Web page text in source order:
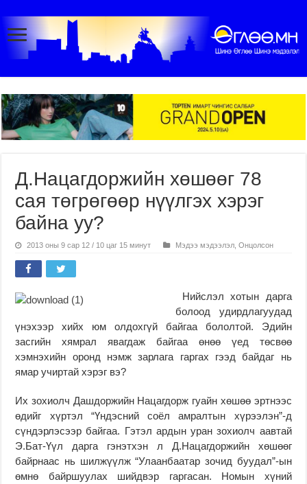
Д.Нацагдоржийн хөшөөг 78
сая төгрөгөөр нүүлгэх хэрэг
байна уу?
2013 оны 9 сар 12 / 10 цаг 15 минут Мэдээ мэдээлэл ,Онцолсон
Нийслэл хотын дарга
болоод удирдлагуудад
үнэхээр хийх юм олдохгүй байгаа бололтой. Эдийн
засгийн хямрал явагдаж байгаа өнөө үед төсвөө
хэмнэхийн оронд нэмж зарлага гаргах гээд байдаг нь
ямар учиртай хэрэг вэ?
Их зохиолч Дашдоржийн Нацагдорж гуайн хөшөө эртнээс
өдийг хүртэл “Үндэсний соёл амралтын хүрээлэн”-д
сүндэрлэсээр байгаа. Гэтэл ардын уран зохиолч аавтай
Э.Бат-Үүл дарга гэнэтхэн л Д.Нацагдоржийн хөшөөг
байрнаас нь шилжүүлж “Улаанбаатар зочид буудал”-ын
өмнө байршуулах шийдвэр гаргасан. Номын хүний